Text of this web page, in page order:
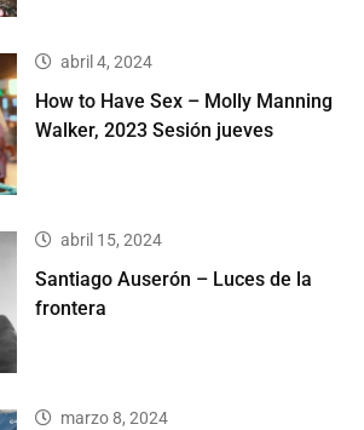
abril 4, 2024
How to Have Sex – Molly Manning
Walker, 2023 Sesión jueves
abril 15, 2024
Santiago Auserón – Luces de la
frontera
marzo 8, 2024